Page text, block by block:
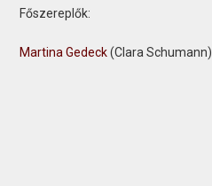
Főszereplők:
Martina Gedeck(Clara Schumann)